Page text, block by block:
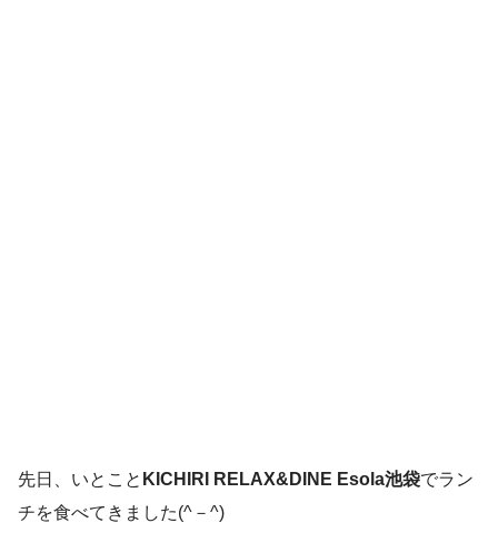
先日、いとこと KICHIRI RELAX&DINE Esola池袋でラン
チを食べてきました(^－^)